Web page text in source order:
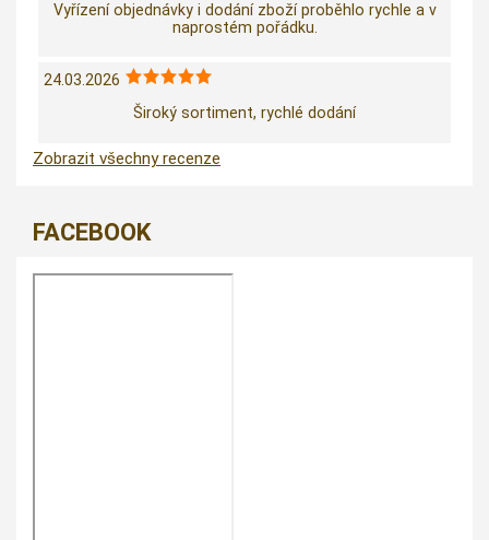
Vyřízení objednávky i dodání zboží proběhlo rychle a v
naprostém pořádku.
24.03.2026
Široký sortiment, rychlé dodání
Zobrazit všechny recenze
FACEBOOK